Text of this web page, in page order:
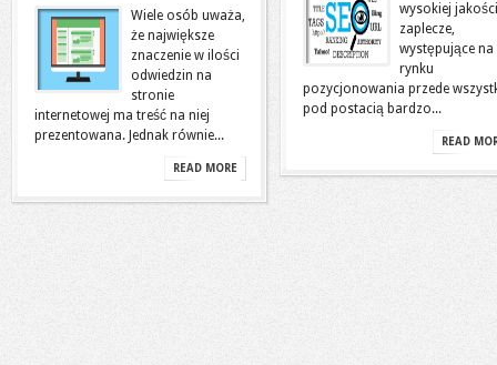
Wiele osób uważa,
że największe
znaczenie w ilości
odwiedzin na
stronie
internetowej ma treść na niej
prezentowana. Jednak równie...
READ MORE
wysokiej jakości
zaplecze,
występujące na
rynku
pozycjonowania przede
pod postacią bardzo...
READ